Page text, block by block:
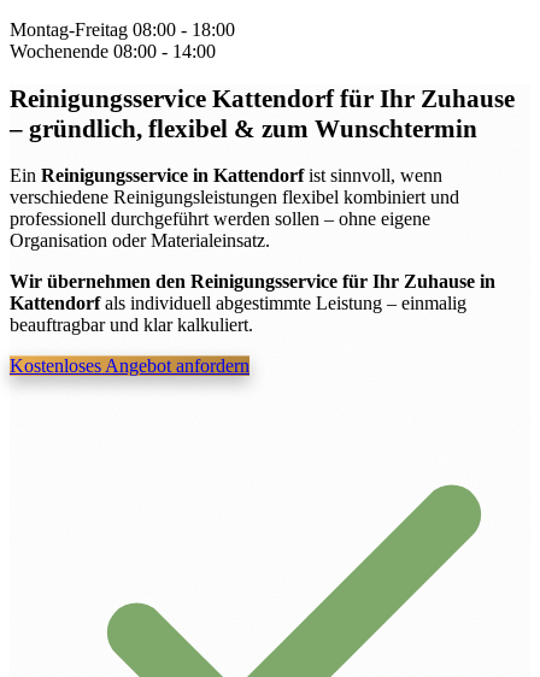
Montag-Freitag 08:00 - 18:00
Wochenende 08:00 - 14:00
Reinigungsservice Kattendorffür Ihr Zuhause
– gründlich, flexibel & zum Wunschtermin
Ein Reinigungsservice in Kattendorfist sinnvoll, wenn
verschiedene Reinigungsleistungen flexibel kombiniert und
professionell durchgeführt werden sollen – ohne eigene
Organisation oder Materialeinsatz.
Wir übernehmen den Reinigungsservice für Ihr Zuhause in
Kattendorfals individuell abgestimmte Leistung – einmalig
beauftragbar und klar kalkuliert.
Kostenloses Angebot anfordern